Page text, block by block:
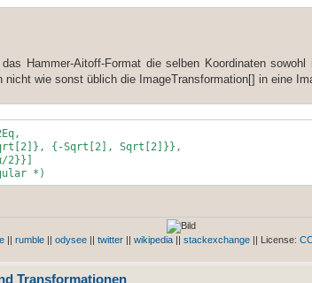
Hammer-Aitoff-Format die selben Koordinaten
wie sonst üblich die ImageTransformation[] in eine
{-Sqrt[2], Sqrt[2]}},
2}}]
*)
|| rumble|| odysee|| twitter|| wikipedia|| stackexchange|| License:
Transformationen